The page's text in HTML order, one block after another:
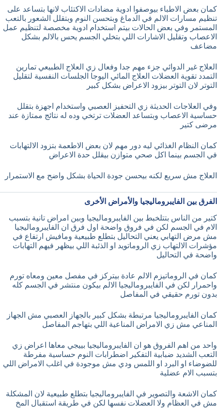
كمان بعض الاطباء بيوصفوا ادوية مضادات الاكتئاب لانها بتساعد على
تنظيم مسارات الالم في الدماغ وبتحسن النوم وبتقلل الشعور بالتعب
المستمر وفي بعض الحالات بيتم استخدام ادوية مخصصة لتنظيم عمل
الاعصاب وتقليل الاشارات اللي بتخلي الجسم يحس بالالم بشكل
مضاعف
العلاج غير الدوائي جزء مهم جدا وفعال زي العلاج الطبيعي تمارين
التمدد تقوية العضلات العلاج المائي اليوجا الجلسات النفسية لتقليل
التوتر لان التوتر بيزود الاعراض بشكل كبير
وفي العلاجات الحديثة زي التحفيز العصبي واستخدام اجهزة بتقلل
حساسية الاعصاب وبتساعد العضلات ترتخي وده له نتائج ممتازة عند
مرضى كتير
كمان النظام الغذائي ليه دور مهم لان بعض الاطعمة بتزود الالتهابات
في الجسم بينما اكل صحي متوازن بيقلل حدة الاعراض
العلاج مش سريع لكنه بيحسن جودة الحياة بشكل واضح مع الاستمرار
الفرق بين الفايبروماليجيا والأمراض الأخرى
كتير من الناس بتتلخبط بين الفايبروماليجيا وبين امراض تانية بتسبب
الام في الجسم لكن في فروق واضحة اول فرق ان الفايبروماليجيا
مش مرض التهابي يعني التحاليل بتطلع طبيعية ومافيش ارتفاع في
مؤشرات الالتهاب زي الروماتويد او الذئبة اللي بيظهر فيهم التهابات
واضحة في التحاليل
كمان في الروماتيزم الالم عادة بيتركز في مفصل معين ومعاه تورم
واحمرار لكن في الفايبروماليجيا الالم بيكون منتشر في الجسم كله
بدون تورم حقيقي في المفاصل
كمان الفايبروماليجيا مرتبطة بشكل كبير بالجهاز العصبي مش الجهاز
المناعي مش زي الامراض المناعية اللي بتهاجم المفاصل
واحد من اهم الفروق هو ان الفايبروماليجيا بييجي معاها اعراض زي
التعب الشديد ضبابية التفكير اضطرابات النوم حساسية مفرطة
للضوضاء او البرد او اللمس ودي مش موجودة في اغلب الامراض اللي
بتسبب الام عضلية
كمان الاشعة والتصوير في الفايبروماليجيا بتطلع طبيعية لان المشكلة
مش في العظام ولا العضلات نفسها لكن في طريقة استقبال المخ